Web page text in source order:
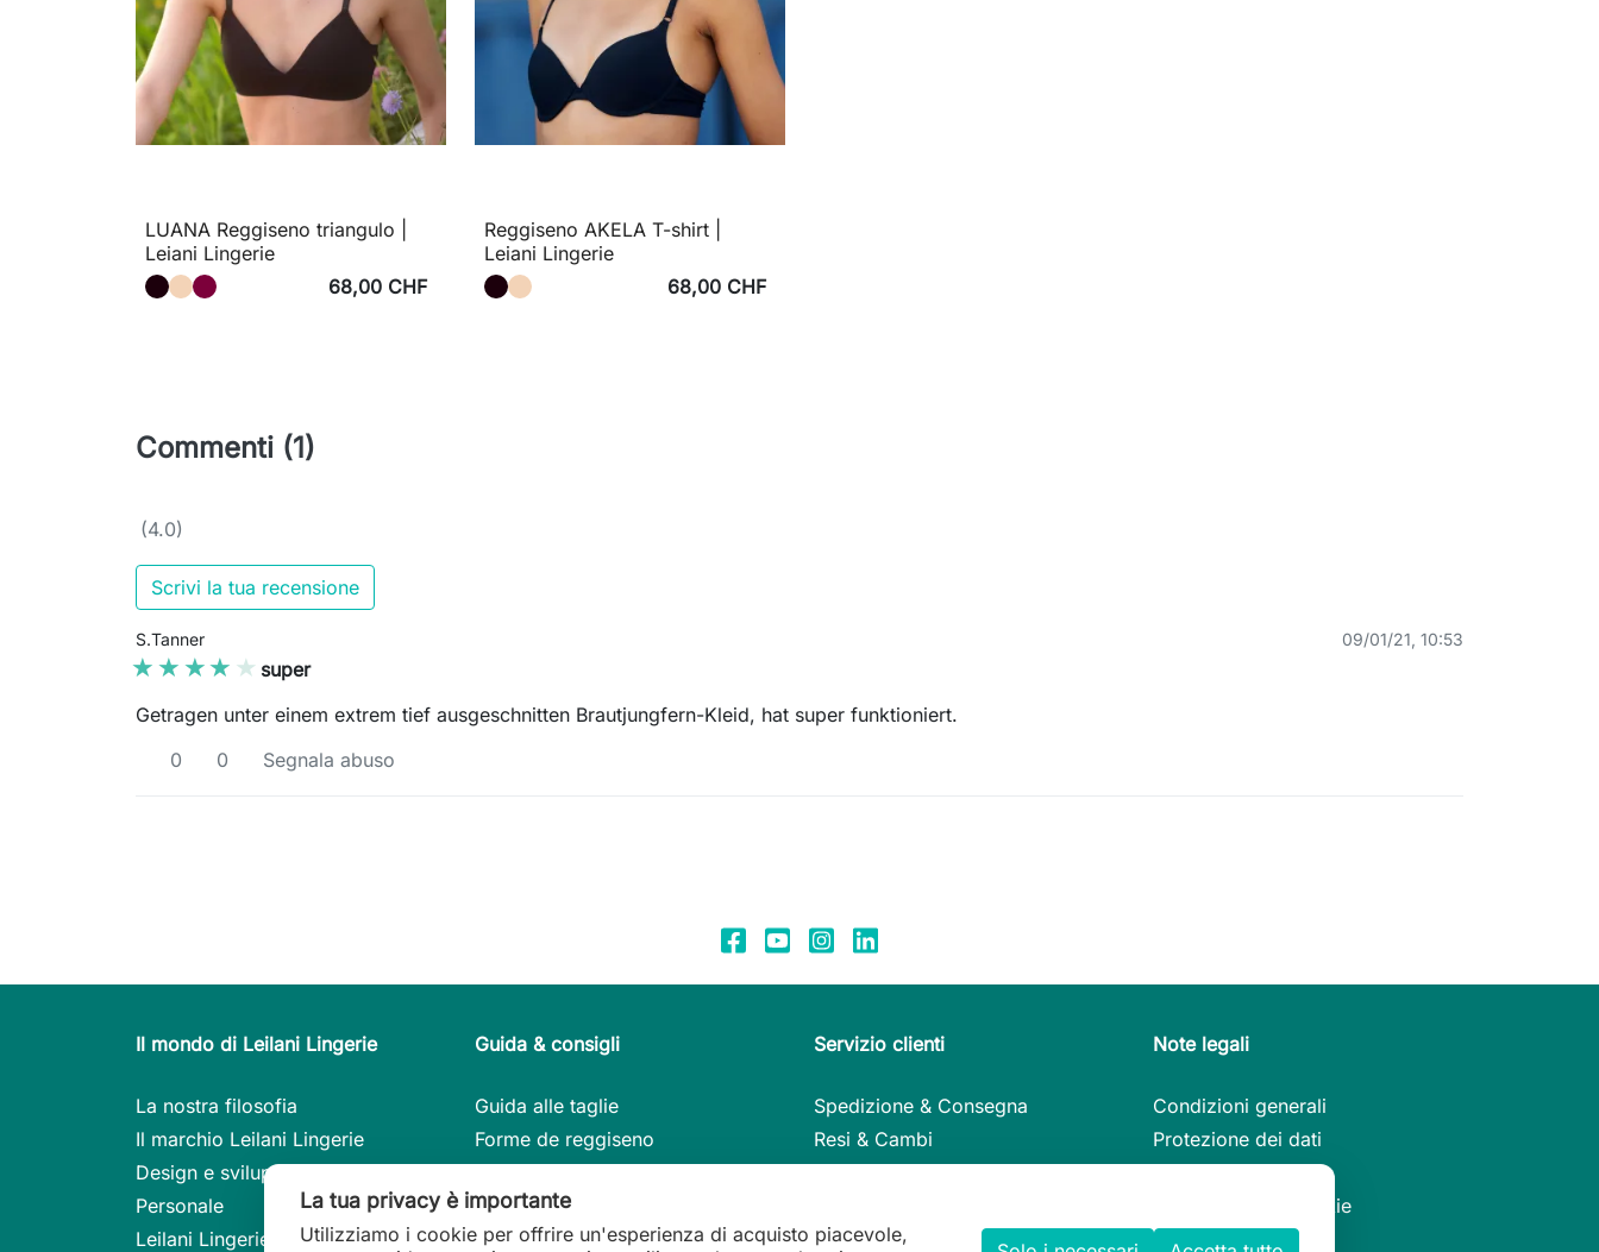
LUANA Reggiseno triangulo |
Leiani Lingerie
68,00 CHF
Reggiseno AKELA T-shirt |
Leiani Lingerie
68,00 CHF
Commenti (1)
(4.0)
Scrivi la tua recensione
S.Tanner 09/01/21, 10:53
★★★★★
★★★★★ super
Getragen unter einem extrem tief ausgeschnitten Brautjungfern-Kleid, hat super funktioniert.
0
0 Segnala abuso
Il mondo di Leilani Lingerie
La nostra filosofia
Il marchio Leilani Lingerie
Design e sviluppo
Personale
Leilani Lingerie sulla stampa
Guida & consigli
Guida alle taglie
Forme de reggiseno
I modelli nel dettaglio
Guida regalo
Servizio clienti
Spedizione & Consegna
Resi & Cambi
Contatto
Note legali
Condizioni generali
Protezione dei dati
Informativa sui cookie
La tua privacy è importante
Utilizziamo i cookie per offrire un'esperienza di acquisto piacevole,